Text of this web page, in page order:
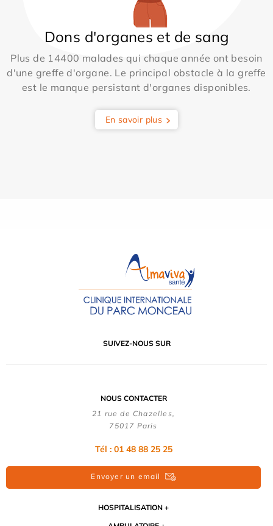
Dons d'organes et de sang
Plus de 14400 malades qui chaque année ont besoin
d'une greffe d'organe. Le principal obstacle à la greffe
est le manque persistant d'organes disponibles.
En savoir plus
SUIVEZ-NOUS SUR
NOUS CONTACTER
21 rue de Chazelles,
75017 Paris
Tél : 01 48 88 25 25
Envoyer un email
HOSPITALISATION